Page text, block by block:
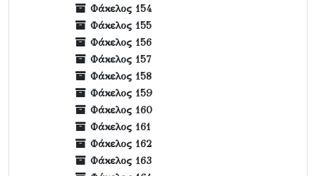
Φάκελος 154
Φάκελος 155
Φάκελος 156
Φάκελος 157
Φάκελος 158
Φάκελος 159
Φάκελος 160
Φάκελος 161
Φάκελος 162
Φάκελος 163